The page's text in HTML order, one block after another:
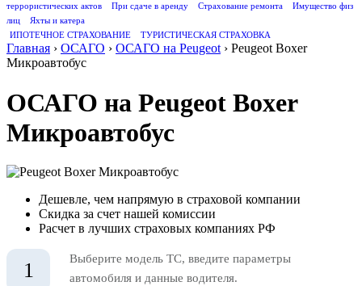
террористических актов
При сдаче в аренду Страхование ремонта
Имущество физ
лиц
Яхты и катера
ИПОТЕЧНОЕ СТРАХОВАНИЕ
ТУРИСТИЧЕСКАЯ СТРАХОВКА
Главная › ОСАГО › ОСАГО на Peugeot › Peugeot Boxer
Микроавтобус
ОСАГО на Peugeot Boxer
Микроавтобус
Дешевле, чем напрямую в страховой компании
Скидка за счет нашей комиссии
Расчет в лучших страховых компаниях РФ
1
Выберите модель ТС, введите параметры
автомобиля и данные водителя.